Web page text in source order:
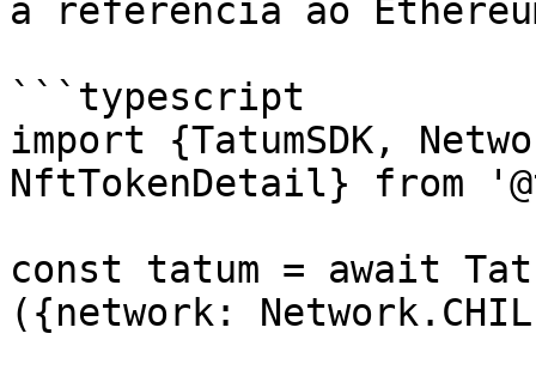
a referência ao
```typescript
import {TatumSDK,
NftTokenDetail} from
const tatum = await
({network: